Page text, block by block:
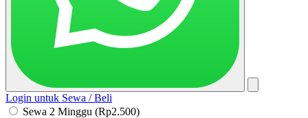
Login untuk Sewa / Beli
Sewa 2 Minggu (Rp2.500)